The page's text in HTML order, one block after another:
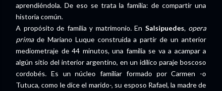
aprendiéndola. De eso se trata la familia: de compartir una
historia común.
A propósito de familia y matrimonio. En Salsipuedes, opera
primade Mariano Luque construida a partir de un anterior
mediometraje de 44 minutos, una familia se va a acampar a
algún sitio del interior argentino, en un idílico paraje boscoso
cordobés. Es un núcleo familiar formado por Carmen -o
Tutuca, como le dice el marido-, su esposo Rafael, la madre de